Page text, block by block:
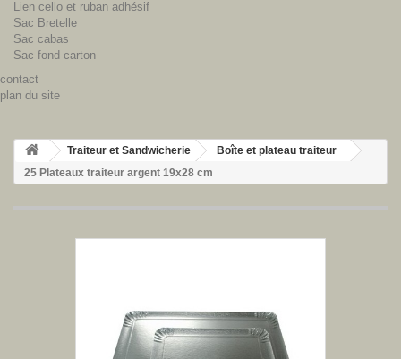
Lien cello et ruban adhésif
Sac Bretelle
Sac cabas
Sac fond carton
contact
plan du site
Traiteur et Sandwicherie
Boîte et plateau traiteur
25 Plateaux traiteur argent 19x28 cm